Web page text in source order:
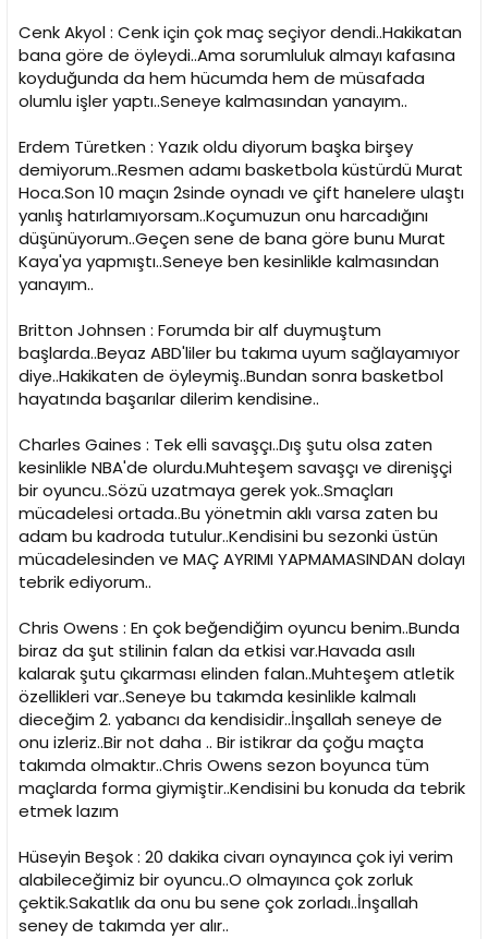
Cenk Akyol : Cenk için çok maç seçiyor dendi..Hakikatan
bana göre de öyleydi..Ama sorumluluk almayı kafasına
koyduğunda da hem hücumda hem de müsafada
olumlu işler yaptı..Seneye kalmasından yanayım..
Erdem Türetken : Yazık oldu diyorum başka birşey
demiyorum..Resmen adamı basketbola küstürdü Murat
Hoca.Son 10 maçın 2sinde oynadı ve çift hanelere ulaştı
yanlış hatırlamıyorsam..Koçumuzun onu harcadığını
düşünüyorum..Geçen sene de bana göre bunu Murat
Kaya'ya yapmıştı..Seneye ben kesinlikle kalmasından
yanayım..
Britton Johnsen : Forumda bir alf duymuştum
başlarda..Beyaz ABD'liler bu takıma uyum sağlayamıyor
diye..Hakikaten de öyleymiş..Bundan sonra basketbol
hayatında başarılar dilerim kendisine..
Charles Gaines : Tek elli savaşçı..Dış şutu olsa zaten
kesinlikle NBA'de olurdu.Muhteşem savaşçı ve direnişçi
bir oyuncu..Sözü uzatmaya gerek yok..Smaçları
mücadelesi ortada..Bu yönetmin aklı varsa zaten bu
adam bu kadroda tutulur..Kendisini bu sezonki üstün
mücadelesinden ve MAÇ AYRIMI YAPMAMASINDAN dolayı
tebrik ediyorum..
Chris Owens : En çok beğendiğim oyuncu benim..Bunda
biraz da şut stilinin falan da etkisi var.Havada asılı
kalarak şutu çıkarması elinden falan..Muhteşem atletik
özellikleri var..Seneye bu takımda kesinlikle kalmalı
dieceğim 2. yabancı da kendisidir..İnşallah seneye de
onu izleriz..Bir not daha .. Bir istikrar da çoğu maçta
takımda olmaktır..Chris Owens sezon boyunca tüm
maçlarda forma giymiştir..Kendisini bu konuda da tebrik
etmek lazım
Hüseyin Beşok : 20 dakika civarı oynayınca çok iyi verim
alabileceğimiz bir oyuncu..O olmayınca çok zorluk
çektik.Sakatlık da onu bu sene çok zorladı..İnşallah
seney de takımda yer alır..